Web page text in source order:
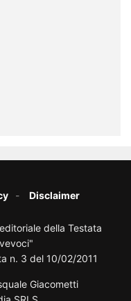
Disclaimer
della Testata
n. 3 del 10/02/2011
Giacometti